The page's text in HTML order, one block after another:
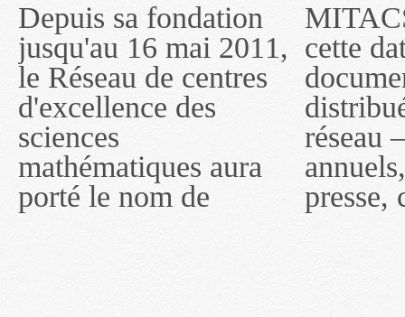
Depuis sa fondation
jusqu'au 16 mai 2011,
le Réseau de centres
d'excellence des
sciences
mathématiques aura
porté le nom de
MITACS inc. Jusqu'à
cette date, les
documents publiés ou
distribués par ce
réseau — rapports
annuels, coupures de
presse, communiqués
— l'auront désigné
sous le nom de
MITACS inc. À
compter du 16 mai
2011, toutefois, le
réseau portera le nom